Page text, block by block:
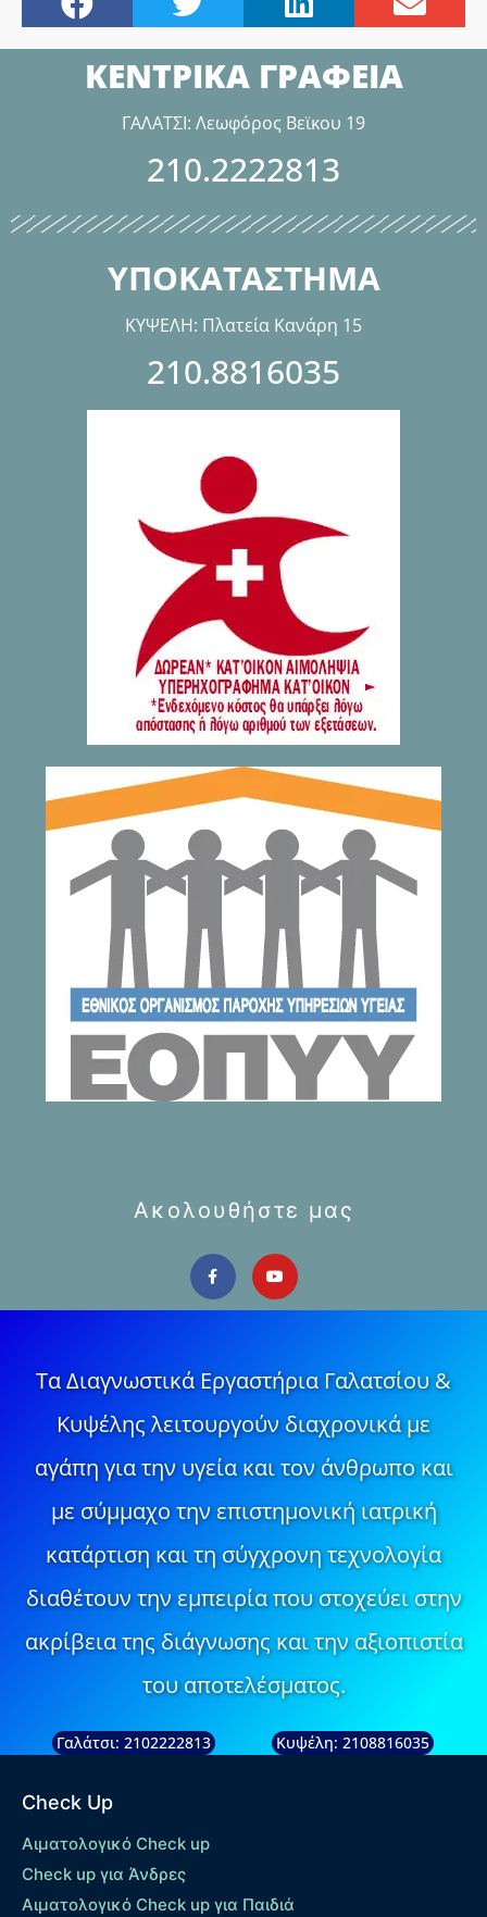
ΚΕΝΤΡΙΚΑ ΓΡΑΦΕΙΑ
ΓΑΛΑΤΣΙ: Λεωφόρος Βεϊκου 19
210.2222813
ΥΠΟΚΑΤΑΣΤΗΜΑ
ΚΥΨΕΛΗ: Πλατεία Κανάρη 15
210.8816035
Ακολουθήστε μας
Τα Διαγνωστικά Εργαστήρια Γαλατσίου &
Κυψέλης λειτουργούν διαχρονικά με
αγάπη για την υγεία και τον άνθρωπο και
με σύμμαχο την επιστημονική ιατρική
κατάρτιση και τη σύγχρονη τεχνολογία
διαθέτουν την εμπειρία που στοχεύει στην
ακρίβεια της διάγνωσης και την αξιοπιστία
του αποτελέσματος.
Γαλάτσι: 2102222813 Κυψέλη: 2108816035
Check Up
Αιματολογικό Check up
Check up για Άνδρες
Αιματολογικό Check up για Παιδιά